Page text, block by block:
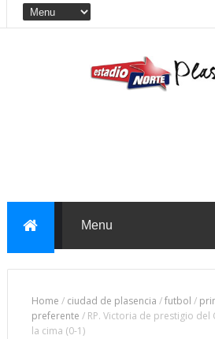
Home / ciudad de plasencia /futbol /
preferente / RP. Victoria de prestigio
la cima (0-1)